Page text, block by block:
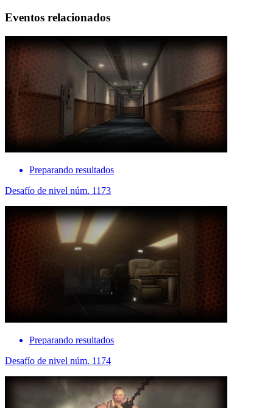
Eventos relacionados
Preparando resultados
Desafío de nivel núm. 1173
Preparando resultados
Desafío de nivel núm. 1174